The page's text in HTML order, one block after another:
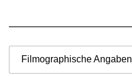
Filmographische Angaben